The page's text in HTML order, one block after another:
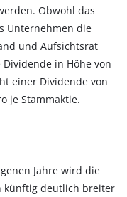
Obwohl das
Unternehmen die
und Aufsichtsrat
in Höhe von
einer Dividende von
je Stammaktie.
Jahre wird die
künftig deutlich breiter